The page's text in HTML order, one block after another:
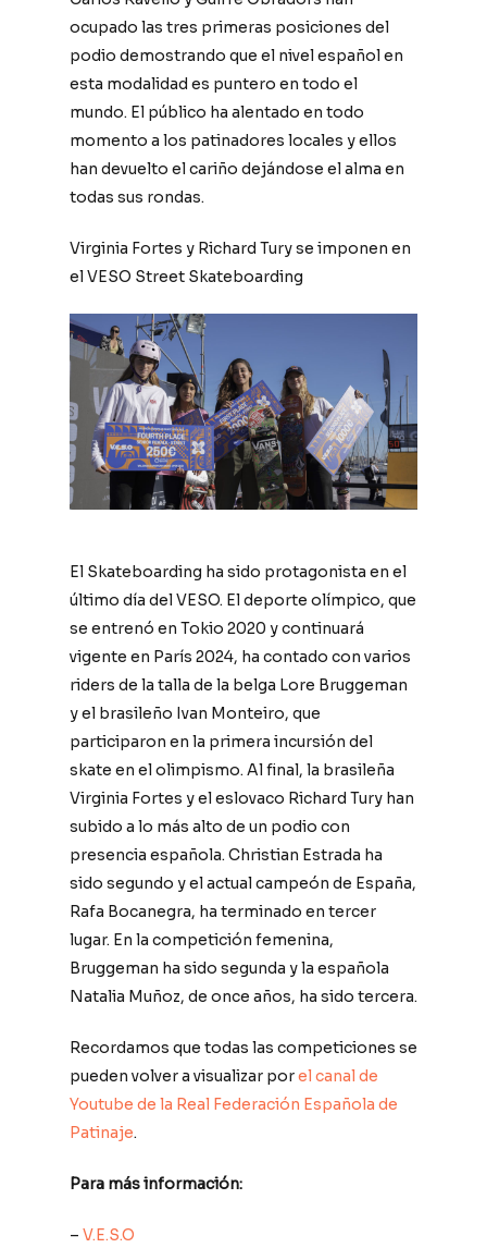
ocupado las tres primeras posiciones del
podio demostrando que el nivel español en
esta modalidad es puntero en todo el
mundo. El público ha alentado en todo
momento a los patinadores locales y ellos
han devuelto el cariño dejándose el alma en
todas sus rondas.
Virginia Fortes y Richard Tury se imponen en
el VESO Street Skateboarding
El Skateboarding ha sido protagonista en el
último día del VESO. El deporte olímpico, que
se entrenó en Tokio 2020 y continuará
vigente en París 2024, ha contado con varios
riders de la talla de la belga Lore Bruggeman
y el brasileño Ivan Monteiro, que
participaron en la primera incursión del
skate en el olimpismo. Al final, la brasileña
Virginia Fortes y el eslovaco Richard Tury han
subido a lo más alto de un podio con
presencia española. Christian Estrada ha
sido segundo y el actual campeón de España,
Rafa Bocanegra, ha terminado en tercer
lugar. En la competición femenina,
Bruggeman ha sido segunda y la española
Natalia Muñoz, de once años, ha sido tercera.
Recordamos que todas las competiciones se
pueden volver a visualizar porel canal de
Youtube de la Real Federación Española de
Patinaje.
Para más información:
– V.E.S.O